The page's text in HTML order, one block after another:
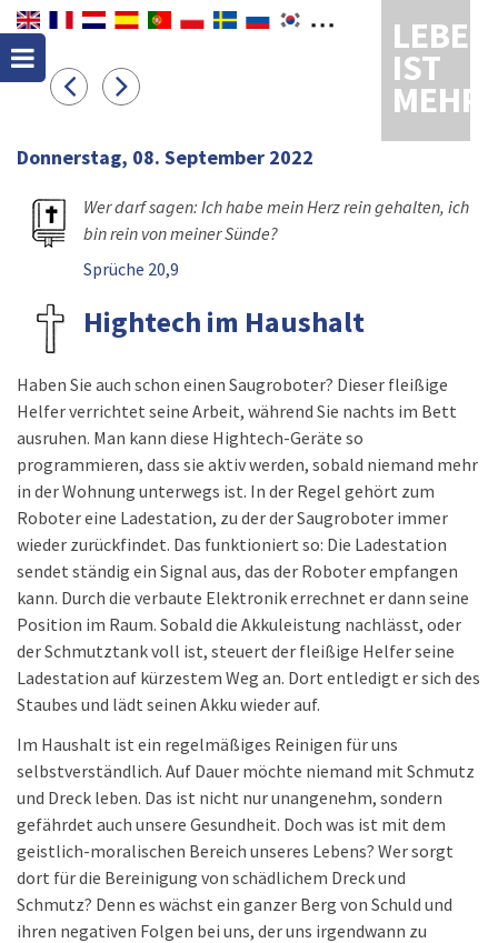
LEBEN
IST
MEHR
Donnerstag, 08. September 2022
Wer darf sagen: Ich habe mein Herz rein gehalten, ich
bin rein von meiner Sünde?
Sprüche 20,9
Hightech im Haushalt
Haben Sie auch schon einen Saugroboter? Dieser fleißige
Helfer verrichtet seine Arbeit, während Sie nachts im Bett
ausruhen. Man kann diese Hightech-Geräte so
programmieren, dass sie aktiv werden, sobald niemand mehr
in der Wohnung unterwegs ist. In der Regel gehört zum
Roboter eine Ladestation, zu der der Saugroboter immer
wieder zurückfindet. Das funktioniert so: Die Ladestation
sendet ständig ein Signal aus, das der Roboter empfangen
kann. Durch die verbaute Elektronik errechnet er dann seine
Position im Raum. Sobald die Akkuleistung nachlässt, oder
der Schmutztank voll ist, steuert der fleißige Helfer seine
Ladestation auf kürzestem Weg an. Dort entledigt er sich des
Staubes und lädt seinen Akku wieder auf.
Im Haushalt ist ein regelmäßiges Reinigen für uns
selbstverständlich. Auf Dauer möchte niemand mit Schmutz
und Dreck leben. Das ist nicht nur unangenehm, sondern
gefährdet auch unsere Gesundheit. Doch was ist mit dem
geistlich-moralischen Bereich unseres Lebens? Wer sorgt
dort für die Bereinigung von schädlichem Dreck und
Schmutz? Denn es wächst ein ganzer Berg von Schuld und
ihren negativen Folgen bei uns, der uns irgendwann zu